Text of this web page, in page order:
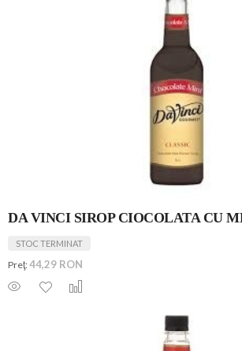
DA VINCI SIROP CIOCOLATA CU
STOC TERMINAT
Preţ:44,29 RON